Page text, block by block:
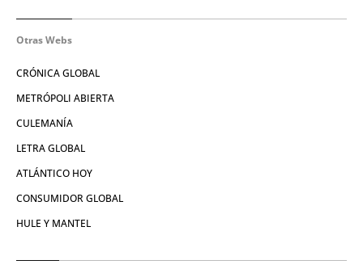
Otras Webs
CRÓNICA GLOBAL
METRÓPOLI ABIERTA
CULEMANÍA
LETRA GLOBAL
ATLÁNTICO HOY
CONSUMIDOR GLOBAL
HULE Y MANTEL